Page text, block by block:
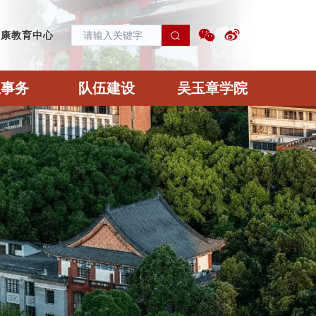
教育中心
务 队伍建设 吴玉章学院